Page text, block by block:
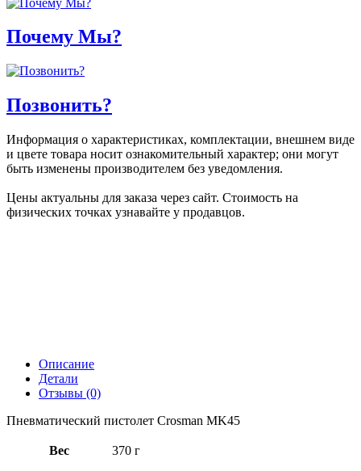
Почему Мы?
Позвонить?
Информация о характеристиках, комплектации, внешнем виде
и цвете товара носит ознакомительный характер; они могут
быть изменены производителем без уведомления.
Цены актуальны для заказа через сайт. Стоимость на
физических точках узнавайте у продавцов.
Описание
Детали
Отзывы (0)
Пневматический пистолет Crosman MK45
Вес 370 г